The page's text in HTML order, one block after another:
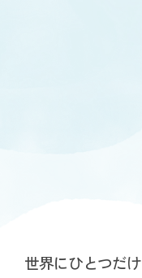
世界にひとつだけ